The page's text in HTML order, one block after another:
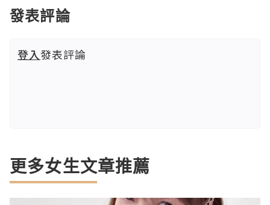
發表評論
登入發表評論
更多女生文章推薦